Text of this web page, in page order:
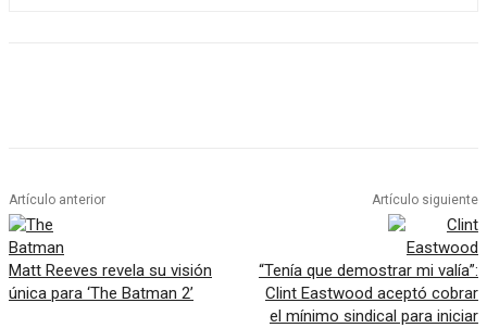
Artículo anterior
Matt Reeves revela su visión
única para ‘The Batman 2’
Artículo siguiente
“Tenía que demostrar mi valía”:
Clint Eastwood aceptó cobrar
el mínimo sindical para iniciar